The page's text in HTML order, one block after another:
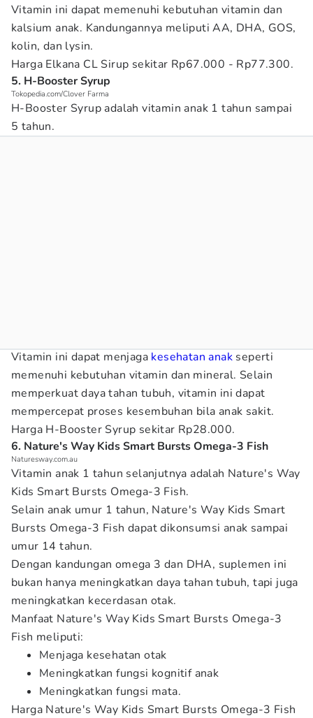
Vitamin ini dapat memenuhi kebutuhan vitamin dan
kalsium anak. Kandungannya meliputi AA, DHA, GOS,
kolin, dan lysin.
Harga Elkana CL Sirup sekitar Rp67.000 - Rp77.300.
5. H-Booster Syrup
Tokopedia.com/Clover Farma
H-Booster Syrup adalah vitamin anak 1 tahun sampai
5 tahun.
Vitamin ini dapat menjaga kesehatan anak seperti
memenuhi kebutuhan vitamin dan mineral. Selain
memperkuat daya tahan tubuh, vitamin ini dapat
mempercepat proses kesembuhan bila anak sakit.
Harga H-Booster Syrup sekitar Rp28.000.
6. Nature's Way Kids Smart Bursts Omega-3 Fish
Naturesway.com.au
Vitamin anak 1 tahun selanjutnya adalah Nature's Way
Kids Smart Bursts Omega-3 Fish.
Selain anak umur 1 tahun, Nature's Way Kids Smart
Bursts Omega-3 Fish dapat dikonsumsi anak sampai
umur 14 tahun.
Dengan kandungan omega 3 dan DHA, suplemen ini
bukan hanya meningkatkan daya tahan tubuh, tapi juga
meningkatkan kecerdasan otak.
Manfaat Nature's Way Kids Smart Bursts Omega-3
Fish meliputi:
Menjaga kesehatan otak
Meningkatkan fungsi kognitif anak
Meningkatkan fungsi mata.
Harga Nature's Way Kids Smart Bursts Omega-3 Fish